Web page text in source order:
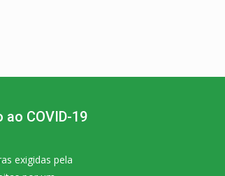
COVID-19
exigidas pela